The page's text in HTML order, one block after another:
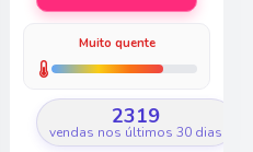
Muito quente
2319
vendas nos últimos 30 dias